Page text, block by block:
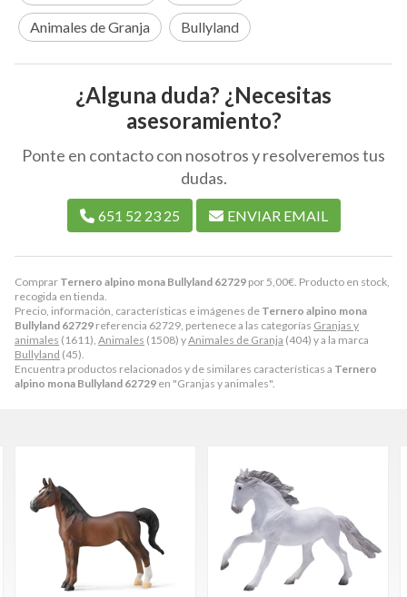
Comprar Ternero alpino mona Bullyland 62729 por 5,00€ . Producto en stock,
recogida en tienda.
Precio, información, características e imágenes de Ternero alpino mona
Bullyland 62729 referencia 62729, pertenece a las categorías Granjas y
animales (1611), Animales (1508) yAnimales de Granja (404) y a la marca
Bullyland (45).
Encuentra productos relacionados y de similares características a Ternero
alpino mona Bullyland 62729 en "Granjas y animales".
Animales de Granja Bullyland
¿Alguna duda? ¿Necesitas
asesoramiento?
Ponte en contacto con nosotros y resolveremos tus
dudas.
651 52 23 25 ENVIAR EMAIL